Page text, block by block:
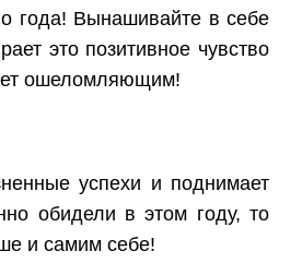
года! Вынашивайте в себе
это позитивное чувство
ошеломляющим!
успехи и поднимает
обидели в этом году, то
и самим себе!